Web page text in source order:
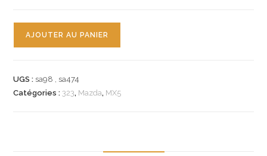
AJOUTER AU PANIER
UGS : sa98 , sa474
Catégories :323, Mazda, MX5